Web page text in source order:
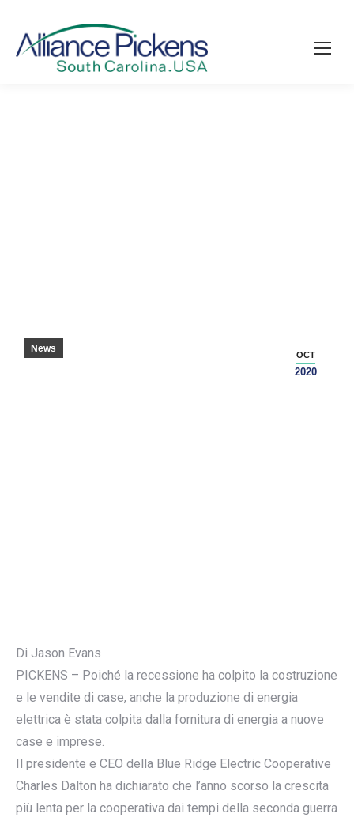
OCT
2020
News
Di Jason Evans
PICKENS – Poiché la recessione ha colpito la costruzione
e le vendite di case, anche la produzione di energia
elettrica è stata colpita dalla fornitura di energia a nuove
case e imprese.
Il presidente e CEO della Blue Ridge Electric Cooperative
Charles Dalton ha dichiarato che l’anno scorso la crescita
più lenta per la cooperativa dai tempi della seconda guerra